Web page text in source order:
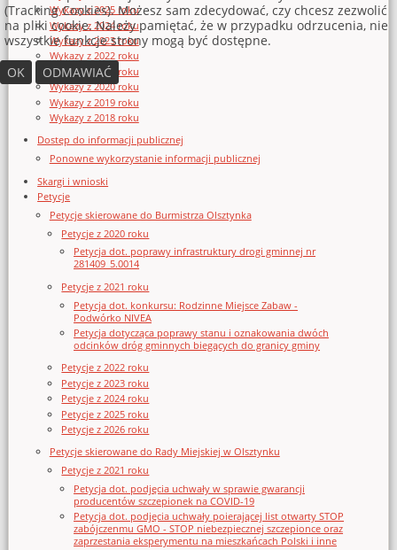
Wykazy z 2025 roku
Wykazy z 2024 roku
Wykazy z 2023 roku
Wykazy z 2022 roku
Wykazy z 2021 roku
Wykazy z 2020 roku
Wykazy z 2019 roku
Wykazy z 2018 roku
Dostęp do informacji publicznej
Ponowne wykorzystanie informacji publicznej
Skargi i wnioski
Petycje
Petycje skierowane do Burmistrza Olsztynka
Petycje z 2020 roku
Petycja dot. poprawy infrastruktury drogi gminnej nr
281409_5.0014
Petycje z 2021 roku
Petycja dot. konkursu: Rodzinne Miejsce Zabaw -
Podwórko NIVEA
Petycja dotycząca poprawy stanu i oznakowania dwóch
odcinków dróg gminnych biegących do granicy gminy
Petycje z 2022 roku
Petycje z 2023 roku
Petycje z 2024 roku
Petycje z 2025 roku
Petycje z 2026 roku
Petycje skierowane do Rady Miejskiej w Olsztynku
Petycje z 2021 roku
Petycja dot. podjęcia uchwały w sprawie gwarancji
producentów szczepionek na COVID-19
Petycja dot. podjęcia uchwały poierającej list otwarty STOP
zabójczenmu GMO - STOP niebezpiecznej szczepionce oraz
zaprzestania eksperymentu na mieszkańcach Polski i inne
(Tracking Cookies). Możesz sam zdecydować, czy chcesz zezwolić
na pliki cookie. Należy pamiętać, że w przypadku odrzucenia, nie
wszystkie funkcje strony mogą być dostępne.
OK
ODMAWIAĆ